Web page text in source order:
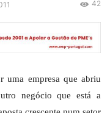
42
uma empresa que abriu
negócio que está a